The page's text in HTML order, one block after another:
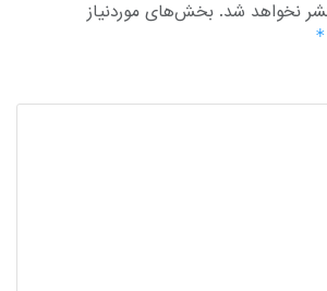
نخواهد شد. بخش‌های موردنیاز
*